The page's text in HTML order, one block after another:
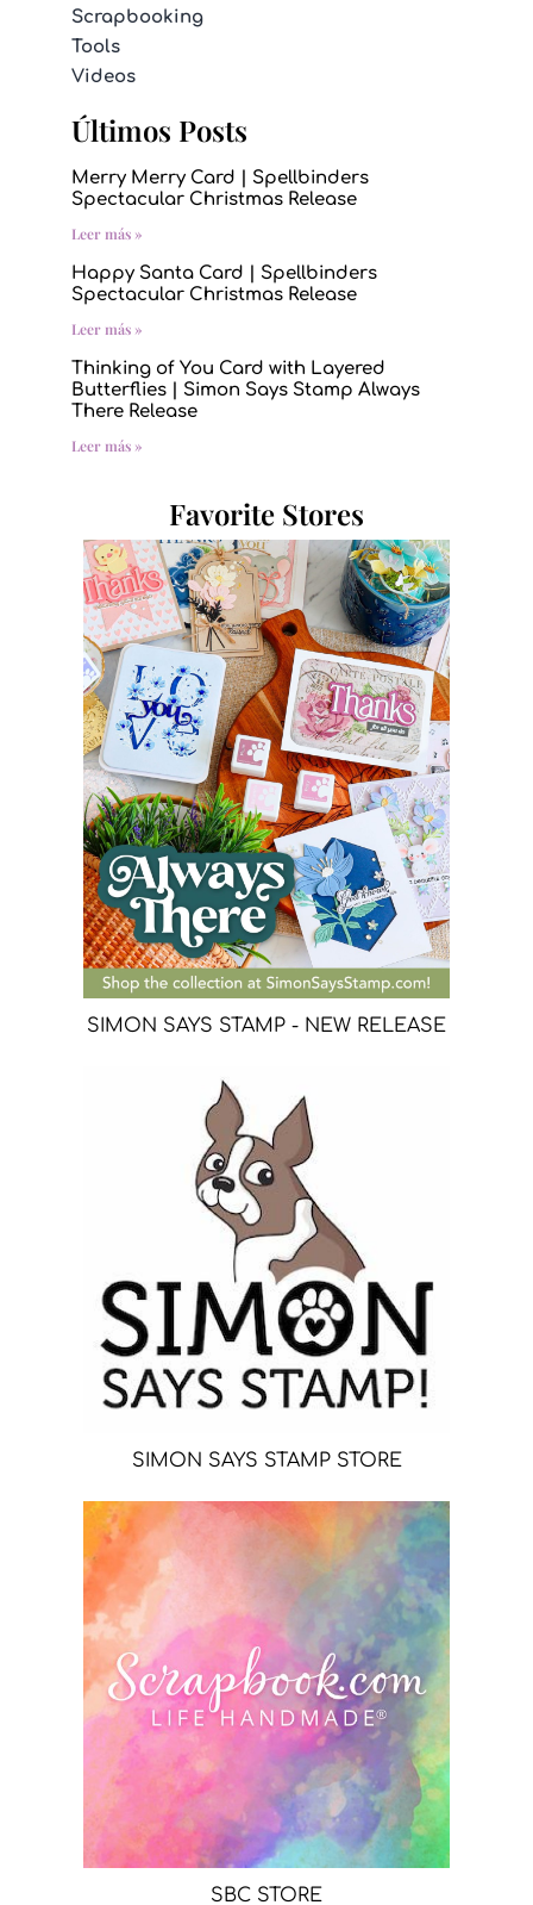
Scrapbooking
Tools
Videos
Últimos Posts
Merry Merry Card | Spellbinders
Spectacular Christmas Release
Leer más »
Happy Santa Card | Spellbinders
Spectacular Christmas Release
Leer más »
Thinking of You Card with Layered
Butterflies | Simon Says Stamp Always
There Release
Leer más »
Favorite Stores
SIMON SAYS STAMP - NEW RELEASE
SIMON SAYS STAMP STORE
SBC STORE